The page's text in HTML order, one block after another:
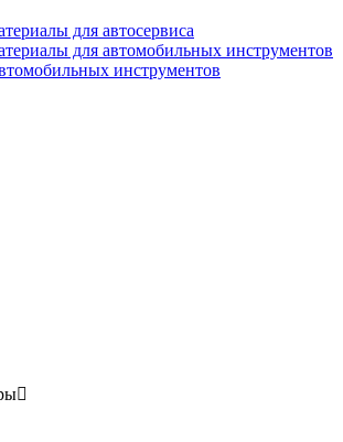
для автосервиса
для автомобильных инструментов
инструментов